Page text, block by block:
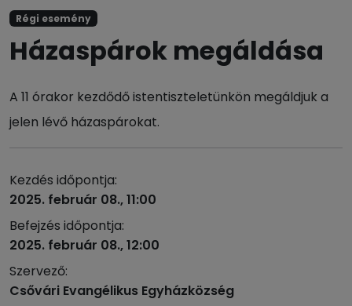
Régi esemény
Házaspárok megáldása
A 11 órakor kezdődő istentiszteletünkön megáldjuk a
jelen lévő házaspárokat.
Kezdés időpontja:
2025. február 08., 11:00
Befejzés időpontja:
2025. február 08., 12:00
Szervező:
Csővári Evangélikus Egyházközség